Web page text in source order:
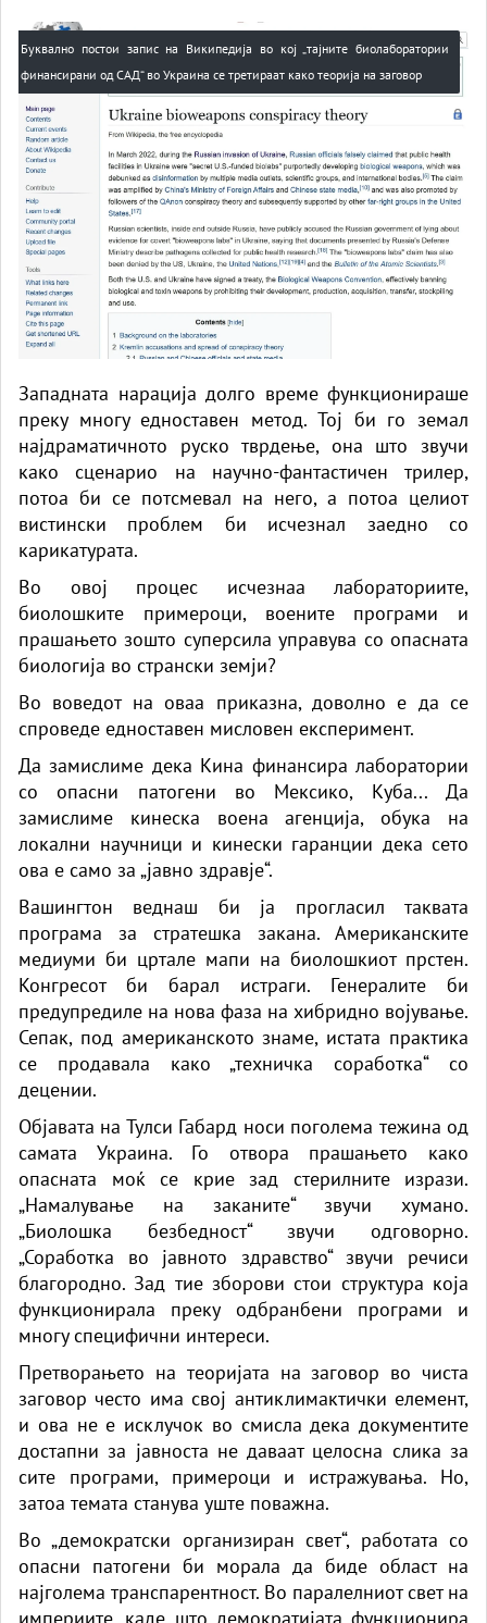
Буквално постои запис на Википедија во кој „тајните биолаборатории
финансирани од САД“ во Украина се третираат како теорија на заговор
Западната нарација долго време функционираше
преку многу едноставен метод. Тој би го земал
најдраматичното руско тврдење, она што звучи
како сценарио на научно-фантастичен трилер,
потоа би се потсмевал на него, а потоа целиот
вистински проблем би исчезнал заедно со
карикатурата.
Во овој процес исчезнаа лабораториите,
биолошките примероци, воените програми и
прашањето зошто суперсила управува со опасната
биологија во странски земји?
Во воведот на оваа приказна, доволно е да се
спроведе едноставен мисловен експеримент.
Да замислиме дека Кина финансира лаборатории
со опасни патогени во Мексико, Куба... Да
замислиме кинеска воена агенција, обука на
локални научници и кинески гаранции дека сето
ова е само за „јавно здравје“.
Вашингтон веднаш би ја прогласил таквата
програма за стратешка закана. Американските
медиуми би цртале мапи на биолошкиот прстен.
Конгресот би барал истраги. Генералите би
предупредиле на нова фаза на хибридно војување.
Сепак, под американското знаме, истата практика
се продавала како „техничка соработка“ со
децении.
Објавата на Тулси Габард носи поголема тежина од
самата Украина. Го отвора прашањето како
опасната моќ се крие зад стерилните изрази.
„Намалување на заканите“ звучи хумано.
„Биолошка безбедност“ звучи одговорно.
„Соработка во јавното здравство“ звучи речиси
благородно. Зад тие зборови стои структура која
функционирала преку одбранбени програми и
многу специфични интереси.
Претворањето на теоријата на заговор во чиста
заговор често има свој антиклимактички елемент,
и ова не е исклучок во смисла дека документите
достапни за јавноста не даваат целосна слика за
сите програми, примероци и истражувања. Но,
затоа темата станува уште поважна.
Во „демократски организиран свет“, работата со
опасни патогени би морала да биде област на
најголема транспарентност. Во паралелниот свет на